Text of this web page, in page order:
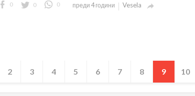
0 0 0 преди 4 години Vesela 
2 3 4 5 6 7 8 9 10